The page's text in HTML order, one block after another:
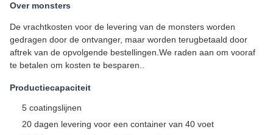
Over monsters
De vrachtkosten voor de levering van de monsters worden
gedragen door de ontvanger, maar worden terugbetaald door
aftrek van de opvolgende bestellingen.We raden aan om vooraf
te betalen om kosten te besparen..
Productiecapaciteit
5 coatingslijnen
20 dagen levering voor een container van 40 voet